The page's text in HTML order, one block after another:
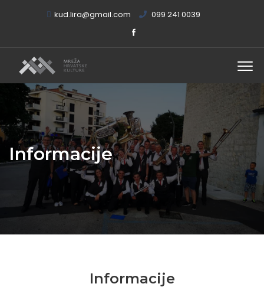
kud.lira@gmail.com 099 241 0039
Informacije
Informacije